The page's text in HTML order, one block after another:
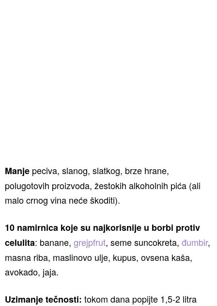
Manje peciva, slanog, slatkog, brze hrane,
polugotovih proizvoda, žestokih alkoholnih pića (ali
malo crnog vina neće škoditi).
10 namirnica koje su najkorisnije u borbi protiv
celulita: banane, grejpfrut, seme suncokreta, đumbir,
masna riba, maslinovo ulje, kupus, ovsena kaša,
avokado, jaja.
Uzimanje tečnosti: tokom dana popijte 1,5-2 litra